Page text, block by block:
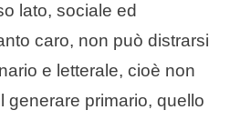
lato, sociale ed
caro, non può distrarsi
e letterale, cioè non
generare primario, quello